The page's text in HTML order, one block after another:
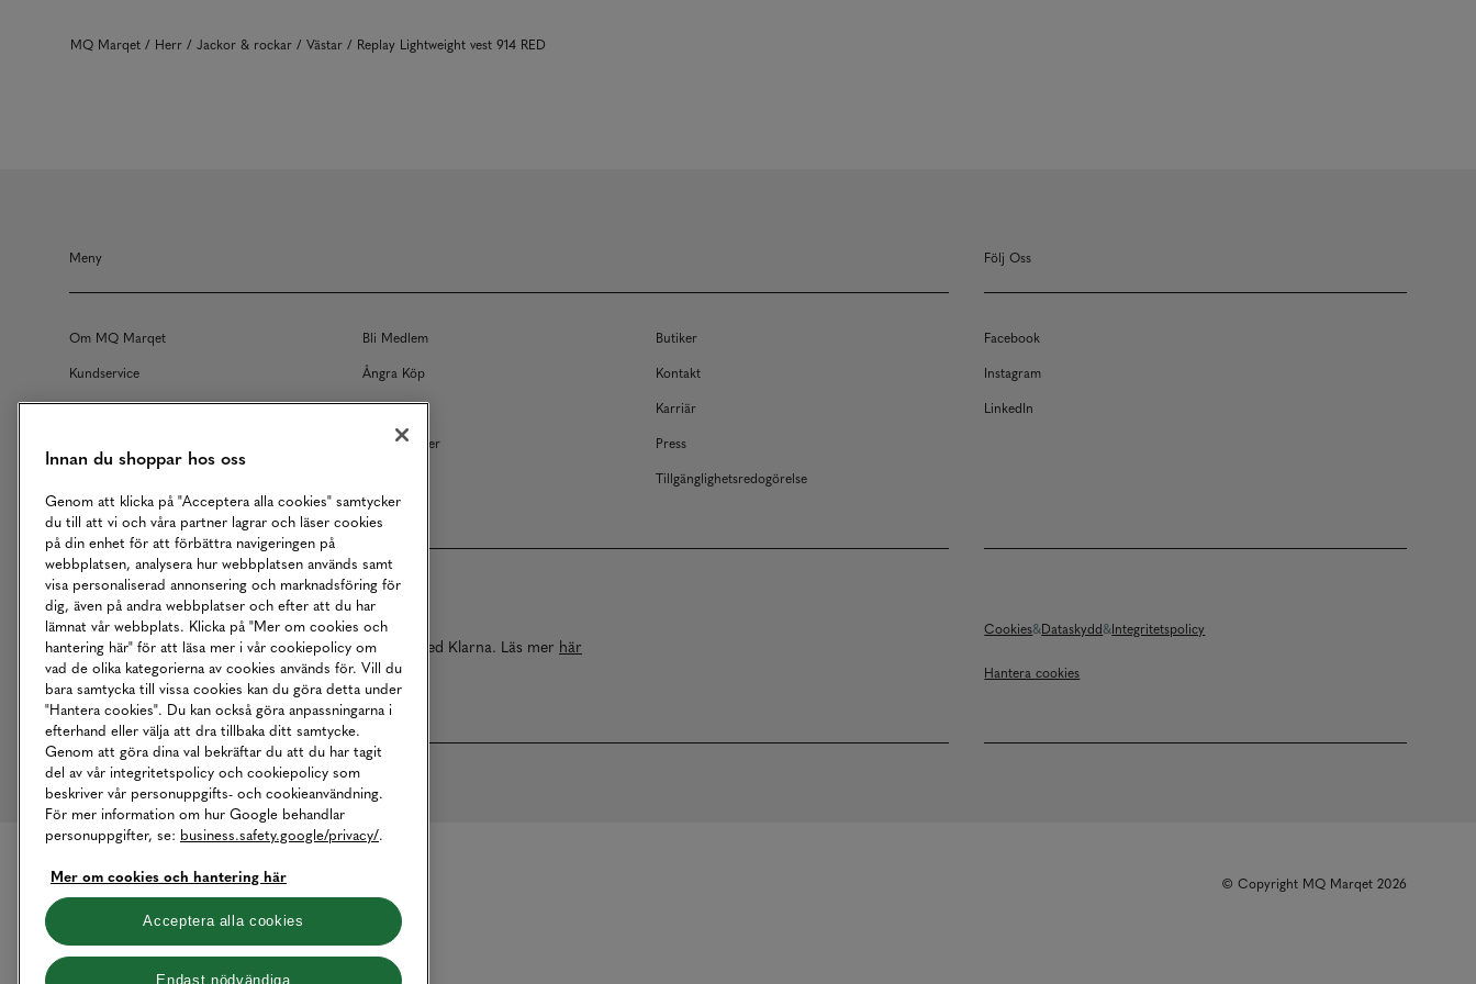
MQ Marqet Herr Jackor & rockar Västar Replay Lightweight vest 914 RED
Meny
Om MQ Marqet Bli Medlem
Butiker
Kundservice
Ångra Köp
Kontakt
Returer
Köpvillkor
Karriär
Våra Tjänster
Press
Tillgänglighetsredogörelse
Följ Oss
Facebook
Instagram
LinkedIn
Betalningar online sköts i samarbete med Klarna. Läs mer här
Cookies Dataskydd Integritetspolicy
Hantera cookies
© Copyright MQ Marqet 2026
Innan du shoppar hos oss
Genom att klicka på "Acceptera alla cookies" samtycker
du till att vi och våra partner lagrar och läser cookies
på din enhet för att förbättra navigeringen på
webbplatsen, analysera hur webbplatsen används samt
visa personaliserad annonsering och marknadsföring för
dig, även på andra webbplatser och efter att du har
lämnat vår webbplats. Klicka på "Mer om cookies och
hantering här" för att läsa mer i vår cookiepolicy om
vad de olika kategorierna av cookies används för. Vill du
bara samtycka till vissa cookies kan du göra detta under
"Hantera cookies". Du kan också göra anpassningarna i
efterhand eller välja att dra tillbaka ditt samtycke.
Genom att göra dina val bekräftar du att du har tagit
del av vår integritetspolicy och cookiepolicy som
beskriver vår personuppgifts- och cookieanvändning.
För mer information om hur Google behandlar
personuppgifter, se: business.safety.google/privacy/.
Mer om cookies och hantering här
Acceptera alla cookies
Endast nödvändiga